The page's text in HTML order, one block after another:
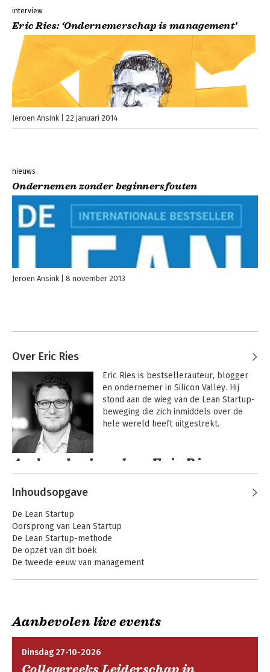
interview
Eric Ries: ‘Ondernemerschap is management’
Jeroen Ansink 22 januari 2014
nieuws
Ondernemen zonder beginnersfouten
Jeroen Ansink 8 november 2013
Over Eric Ries
Eric Ries is bestsellerauteur, blogger
en ondernemer in Silicon Valley. Hij
stond aan de wieg van de Lean Startup-
beweging die zich inmiddels over de
hele wereld heeft uitgestrekt.
Andere boeken door Eric Ries
De Lean startup
Inhoudsopgave
De Lean Startup
Oorsprong van Lean Startup
De Lean Startup-methode
De opzet van dit boek
De tweede eeuw van management
2. Definiëren
-Als ik een ondernemer ben, wat is dan een startup?
-Het verhaal van SnapTax
Aanbevolen live events
Dinsdag 27-10-2026